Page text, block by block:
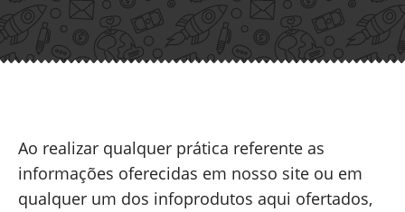
Ao realizar qualquer prática referente as
informações oferecidas em nosso site ou em
qualquer um dos infoprodutos aqui ofertados,